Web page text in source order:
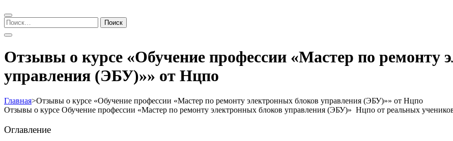
Найти:
Отзывы о курсе «Обучение профессии «Мастер по ремонту
управления (ЭБУ)»» от Нцпо
Главная>Отзывы о курсе «Обучение профессии «Мастер по ремонту электронных блоков управления (ЭБУ)»» от Нцпо
Отзывы о курсе Обучение профессии «Мастер по ремонту электронных блоков управления (ЭБУ)» Нцпо от реальных
Оглавление